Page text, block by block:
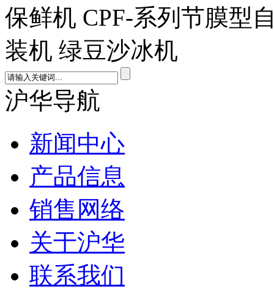
保鲜机 CPF-系列节膜型
装机 绿豆沙冰机
沪华导航
新闻中心
产品信息
销售网络
关于沪华
联系我们